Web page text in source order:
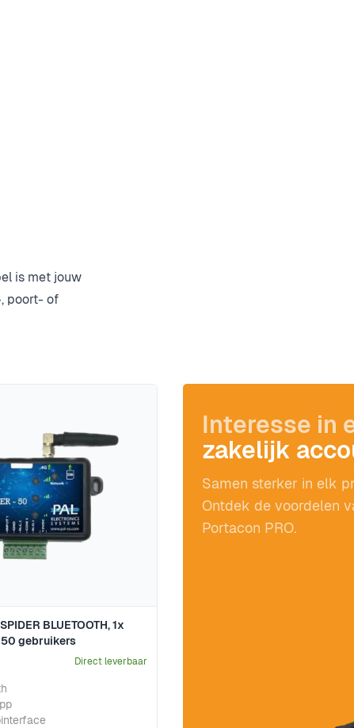
is met jouw
poort- of
BLUETOOTH, 1x
gebruikers
Direct leverbaar
Interesse in
zakelijk
Samen sterker in elk
Ontdek de voordelen
Portacon PRO.